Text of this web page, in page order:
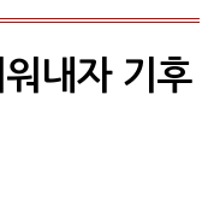
내자 기후